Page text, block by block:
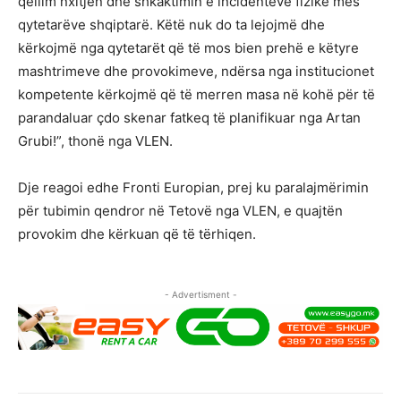
qytetarëve shqiptarë. Këtë nuk do ta lejojmë dhe
kërkojmë nga qytetarët që të mos bien prehë e këtyre
mashtrimeve dhe provokimeve, ndërsa nga institucionet
kompetente kërkojmë që të merren masa në kohë për të
parandaluar çdo skenar fatkeq të planifikuar nga Artan
Grubi!”, thonë nga VLEN.
Dje reagoi edhe Fronti Europian, prej ku paralajmërimin
për tubimin qendror në Tetovë nga VLEN, e quajtën
provokim dhe kërkuan që të tërhiqen.
- Advertisment -